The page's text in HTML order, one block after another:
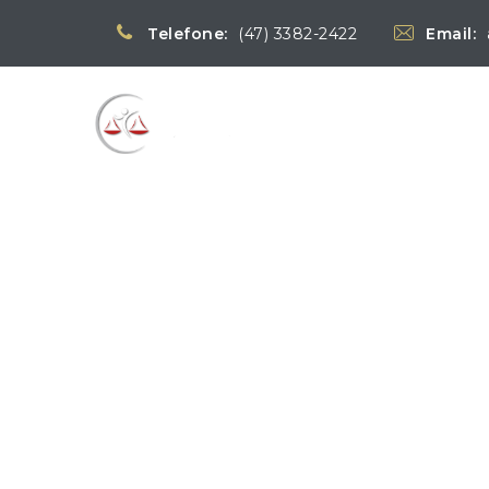
Telefone: (47) 3382-2422 Email: